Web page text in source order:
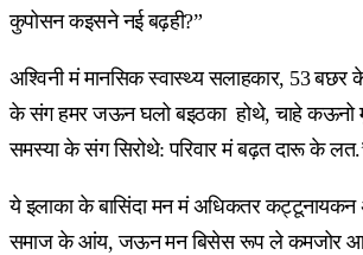
कुपोसन कइसने नई बढ़ही?”
अश्विनी मं मानसिक स्वास्थ्य सलाहकार, 53 बछर
के संग हमर जऊन घलो बइठका होथे, चाहे कऊनो
समस्या के संग सिरोथे: परिवार मं बढ़त दारू के
ये इलाका के बासिंदा मन मं अधिकतर
समाज के आंय, जऊन मन बिसेस रूप ले कमजोर